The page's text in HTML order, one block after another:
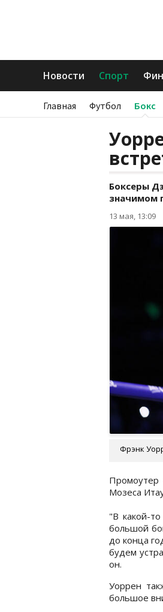
Новости Спорт
Главная Футбол Бокс
Боксеры
значимом
13 мая, 13:09
Фрэнк
Мозеса
"В какой-
большой
до конца
будем
он.
Уоррен
большое